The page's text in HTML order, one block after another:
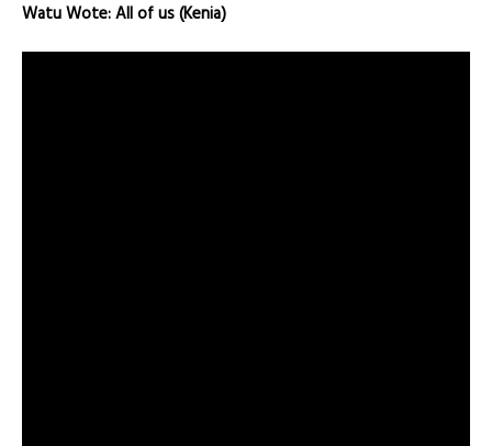
Watu Wote: All of us (Kenia)